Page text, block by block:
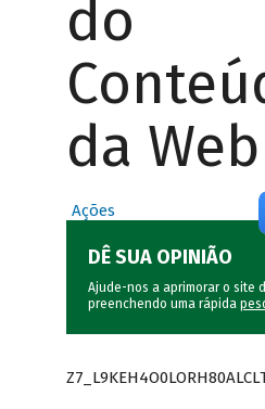
do
da Web
Ações
DÊ SUA OPINIÃO
Ajude-nos a aprimorar o site
preenchendo uma rápida